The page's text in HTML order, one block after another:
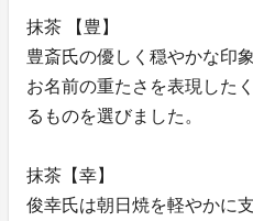
抹茶 【豊】
豊斎氏の優しく穏やかな印
お名前の重たさを表現した
るものを選びました。
抹茶【幸】
俊幸氏は朝日焼を軽やかに